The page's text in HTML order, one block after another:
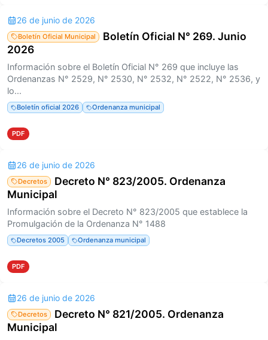
26 de junio de 2026
Boletín Oficial Municipal
Boletín Oficial N° 269. Junio
2026
Información sobre el Boletín Oficial N° 269 que incluye las
Ordenanzas N° 2529, N° 2530, N° 2532, N° 2522, N° 2536, y
lo...
Boletín oficial 2026 Ordenanza municipal
PDF
26 de junio de 2026
Decretos
Decreto N° 823/2005. Ordenanza
Municipal
Información sobre el Decreto N° 823/2005 que establece la
Promulgación de la Ordenanza N° 1488
Decretos 2005 Ordenanza municipal
PDF
26 de junio de 2026
Decretos
Decreto N° 821/2005. Ordenanza
Municipal